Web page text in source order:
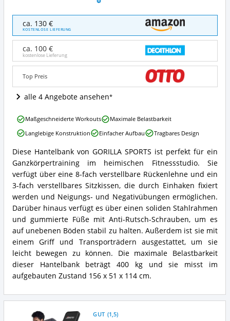
GORILLA
SPORTS
Hantelbank
Fach
Rückenlehne
und
Fach
Sitz
Angebote:
Wo
ist
diese
Schrägbank
erhältlich?
ca. 130 €
KOSTENLOSE LIEFERUNG
ca. 100 €
kostenlose Lieferung
Top Preis
alle 4 Angebote ansehen
GORILLA
SPORTS
Hantelbank
8-
Fach
Rückenlehne
und
3-
Fach
Sitz
Verstellbar
Zusammenfassung:
Was
bietet
Schrägbank?
Diese Hantelbank von GORILLA SPORTS ist perfekt für ein
Ganzkörpertraining im heimischen Fitnessstudio. Sie
verfügt über eine 8-fach verstellbare Rückenlehne und ein
3-fach verstellbares Sitzkissen, die durch Einhaken fixiert
werden und Neigungs- und Negativübungen ermöglichen.
Darüber hinaus verfügt es über einen soliden Stahlrahmen
und gummierte Füße mit Anti-Rutsch-Schrauben, um es
auf unebenen Böden stabil zu halten. Außerdem ist sie mit
einem Griff und Transporträdern ausgestattet, um sie
leicht bewegen zu können. Die maximale Belastbarkeit
dieser Hantelbank beträgt 400 kg und sie misst im
aufgebauten Zustand 156 x 51 x 114 cm.
GORILLA
SPORTS
Hantelbank
Fach
Rückenlehne
und
3-
Fach
Sitz
Verstellbar
Vorteile:
Was
spricht
für
diese
Schrägbank?
Maßgeschneiderte Workouts
Maximale Belastbarkeit
Langlebige Konstruktion
Einfacher Aufbau Tragbares Design
GUT (1,5)